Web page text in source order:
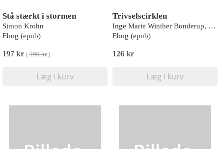
Stå stærkt i stormen
Simon Krohn
Ebog (epub)
197 kr ( 199 kr)
Læg i kurv
Trivselscirklen
Inge Marie Winther Bonderup, Tinna Klingberg
Ebog (epub)
126 kr
Læg i kurv